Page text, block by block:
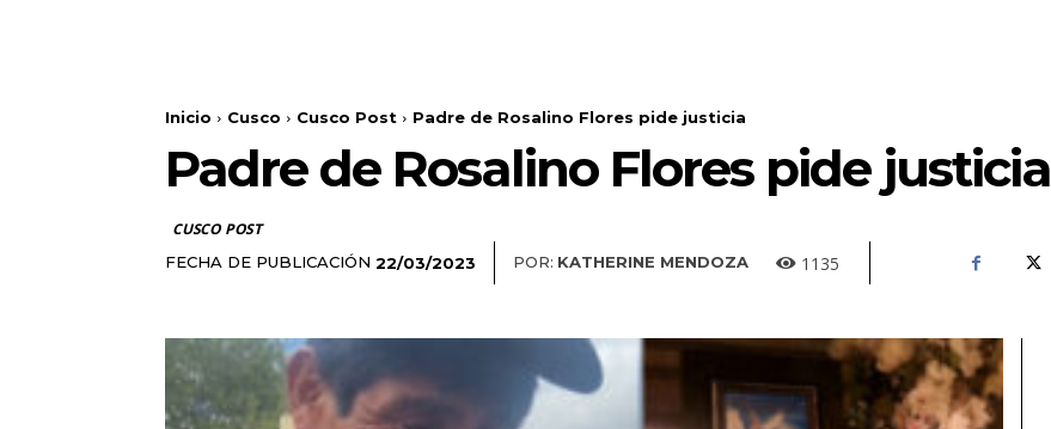
Inicio Cusco Cusco Post Padre de Rosalino Flores pide justicia
Padre de Rosalino Flores pide justicia
CUSCO POST
FECHA DE PUBLICACIÓN 22/03/2023 POR: KATHERINE MENDOZA 1135